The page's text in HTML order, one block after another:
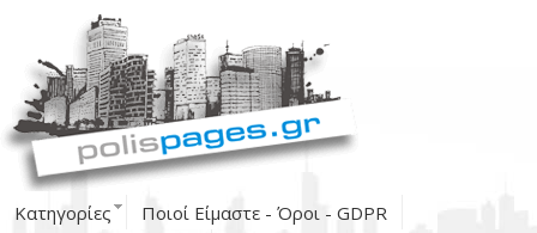
Κατηγορίες
Ποιοί Είμαστε - Όροι - GDPR